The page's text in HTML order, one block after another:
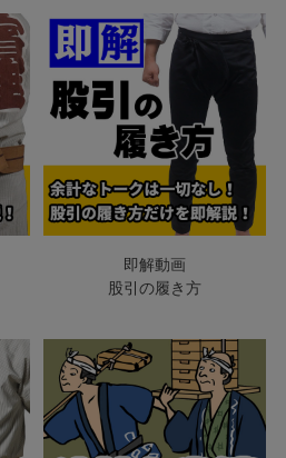
即解動画
股引の履き方